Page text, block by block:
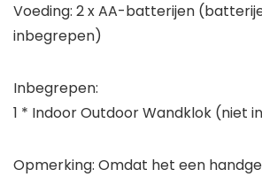
Voeding: 2 x AA-batterijen
inbegrepen)
Inbegrepen:
1 * Indoor Outdoor Wandklok (niet
Opmerking: Omdat het een